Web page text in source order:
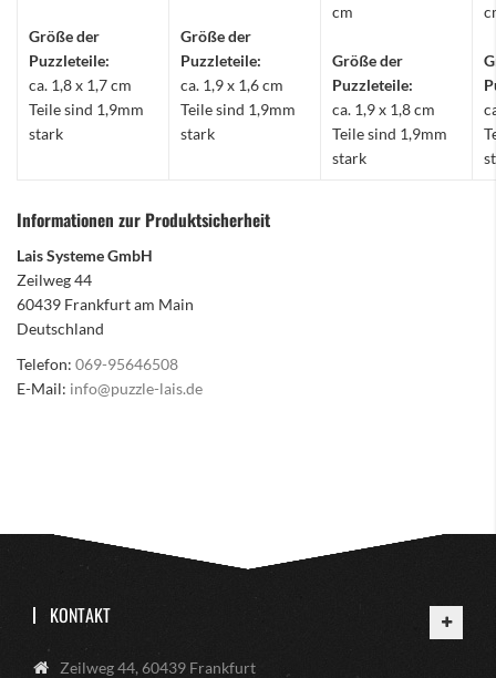
Größe der
Puzzleteile:
ca. 1,8 x 1,7 cm
Teile sind 1,9mm
stark
Größe der
Puzzleteile:
ca. 1,9 x 1,6 cm
Teile sind 1,9mm
stark
cm
Größe der
Puzzleteile:
ca. 1,9 x 1,8 cm
Teile sind 1,9mm
stark
Informationen zur Produktsicherheit
Lais Systeme GmbH
Zeilweg 44
60439 Frankfurt am Main
Deutschland
Telefon: 069-95646508
E-Mail: info@puzzle-lais.de
KONTAKT
Zeilweg 44, 60439 Frankfurt